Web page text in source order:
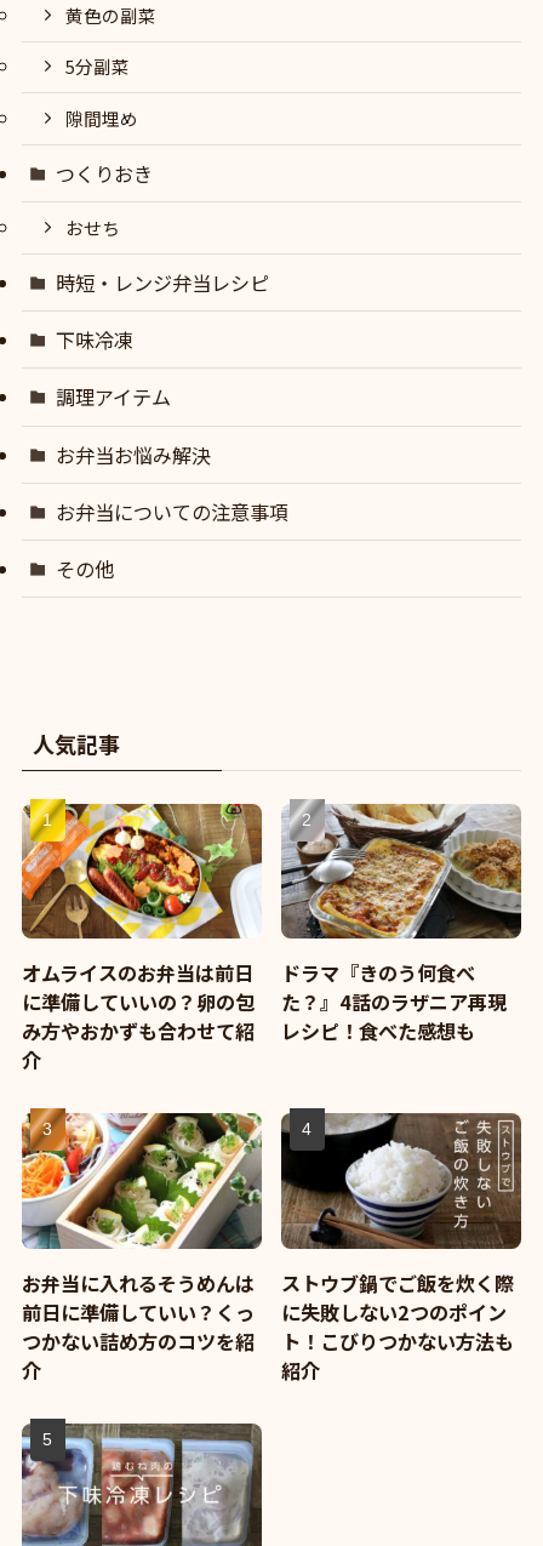
黄色の副菜
5分副菜
隙間埋め
つくりおき
おせち
時短・レンジ弁当レシピ
下味冷凍
調理アイテム
お弁当お悩み解決
お弁当についての注意事項
その他
人気記事
オムライスのお弁当は前日
に準備していいの？卵の包
み方やおかずも合わせて紹
介
ドラマ『きのう何食べ
た？』4話のラザニア再現
レシピ！食べた感想も
お弁当に入れるそうめんは
前日に準備していい？くっ
つかない詰め方のコツを紹
介
ストウブ鍋でご飯を炊く際
に失敗しない2つのポイン
ト！こびりつかない方法も
紹介